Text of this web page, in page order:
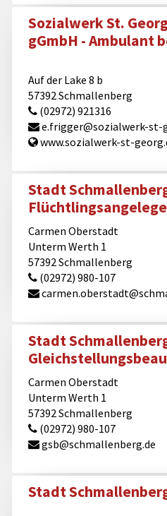
Sozialwerk St.
gGmbH - Ambulant
Auf der Lake 8 b
57392 Schmallenberg
(02972) 921316
e.frigger@​sozialwerk-st-
www.sozialwerk-st-
Stadt
Carmen Oberstadt
Unterm Werth 1
57392 Schmallenberg
(02972) 980-107
Stadt
Carmen Oberstadt
Unterm Werth 1
57392 Schmallenberg
(02972) 980-107
gsb@​schmallenberg.de
Stadt